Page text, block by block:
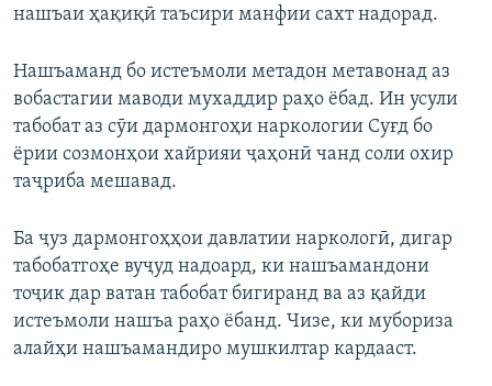
нашъаи ҳақиқӣ таъсири манфии сахт надорад.
Нашъаманд бо истеъмоли метадон метавонад аз
вобастагии маводи мухаддир раҳо ёбад. Ин усули
табобат аз сӯи дармонгоҳи наркологии Суғд бо
ёрии созмонҳои хайрияи ҷаҳонӣ чанд соли охир
таҷриба мешавад.
Ба ҷуз дармонгоҳҳои давлатии наркологӣ, дигар
табобатгоҳе вуҷуд надоард, ки нашъамандони
тоҷик дар ватан табобат бигиранд ва аз қайди
истеъмоли нашъа раҳо ёбанд. Чизе, ки мубориза
алайҳи нашъамандиро мушкилтар кардааст.